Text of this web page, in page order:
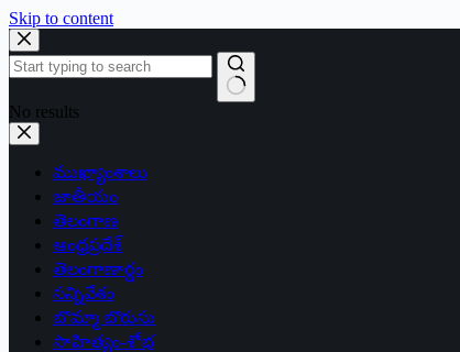
Skip to content
No results
ముఖ్యాంశాలు
జాతీయం
తెలంగాణ
ఆంధ్రప్రదేశ్
తెలంగాణార్థం
సన్నివేశం
బొమ్మా బొరుసు
సాహిత్యం-శోభ